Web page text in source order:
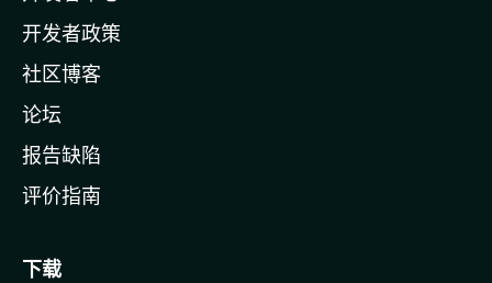
页
开发者政策
社区博客
论坛
报告缺陷
评价指南
下载